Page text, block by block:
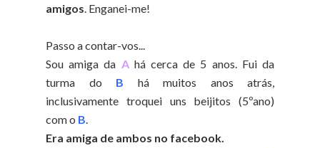
amigos . Enganei-me!
Passo a contar-vos...
Sou amiga da Ahá cerca de 5 anos. Fui da
turma do B há muitos anos atrás,
inclusivamente troquei uns beijitos (5ºano)
com o B
Era amiga de ambos no facebook.